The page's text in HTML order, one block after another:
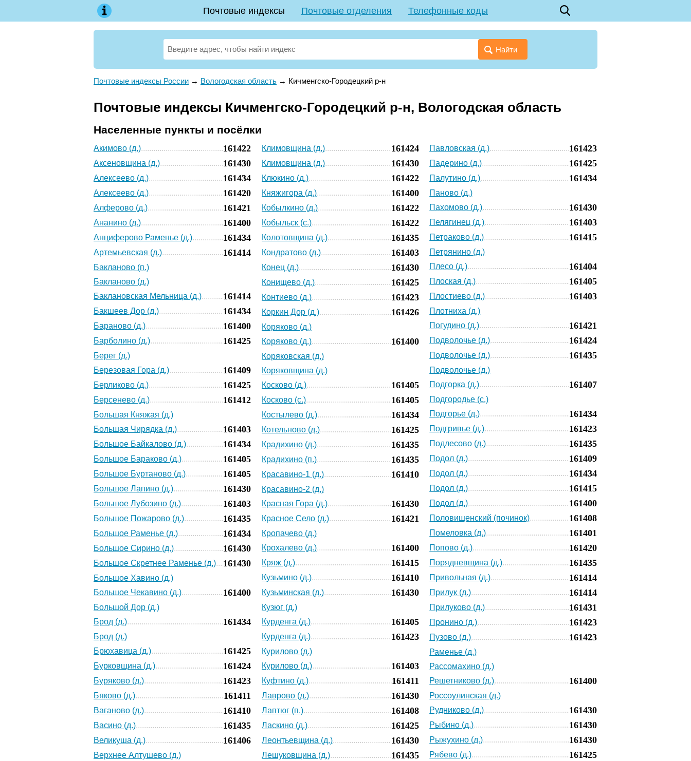
Почтовые индексы Почтовые отделения Телефонные коды
Найти
Почтовые индексы России → Вологодская область → Кичменгско-Городецкий р-н
Почтовые индексы Кичменгско-Городецкий р-н, Вологодская область
Населенные пункты и посёлки
Акимово (д.) 161422
Аксеновщина (д.) 161430
Алексеево (д.) 161434
Алексеево (д.) 161420
Алферово (д.) 161421
Ананино (д.) 161400
Анциферово Раменье (д.) 161434
Артемьевская (д.) 161414
Бакланово (п.)
Бакланово (д.)
Баклановская Мельница (д.)
161414
Бакшеев Дор (д.) 161434
Бараново (д.) 161400
Барболино (д.) 161425
Берег (д.)
Березовая Гора (д.)
161409
Берликово (д.) 161425
Берсенево (д.) 161412
Большая Княжая (д.)
Большая Чирядка (д.)
161403
Большое Байкалово (д.) 161434
Большое Бараково (д.) 161405
Большое Буртаново (д.) 161405
Большое Лапино (д.) 161430
Большое Лубозино (д.) 161403
Большое Пожарово (д.) 161435
Большое Раменье (д.) 161434
Большое Сирино (д.) 161430
Большое Скретнее Раменье (д.) 161430
Большое Хавино (д.)
Большое Чекавино (д.)
161400
Большой Дор (д.)
Брод (д.)
161434
Брод (д.)
Брюхавица (д.)
161425
Бурковщина (д.) 161424
Буряково (д.) 161423
Бяково (д.) 161411
Ваганово (д.) 161410
Васино (д.) 161435
Великуша (д.) 161406
Верхнее Алтушево (д.)
Климовщина (д.) 161424
Климовщина (д.) 161430
Клюкино (д.) 161422
Княжигора (д.) 161400
Кобылкино (д.) 161422
Кобыльск (с.) 161422
Колотовщина (д.) 161435
Кондратово (д.) 161403
Конец (д.) 161430
Конищево (д.) 161425
Контиево (д.) 161423
Коркин Дор (д.) 161426
Коряково (д.)
Коряково (д.)
161400
Коряковская (д.)
Коряковщина (д.)
Косково (д.)
161405
Косково (с.) 161405
Костылево (д.) 161434
Котельново (д.) 161425
Крадихино (д.) 161435
Крадихино (п.) 161435
Красавино-1 (д.) 161410
Красавино-2 (д.)
Красная Гора (д.)
161430
Красное Село (д.) 161421
Кропачево (д.)
Крохалево (д.)
161400
Кряж (д.) 161415
Кузьмино (д.) 161410
Кузьминская (д.) 161430
Кузюг (д.)
Курденга (д.)
161405
Курденга (д.) 161423
Курилово (д.)
Курилово (д.)
161403
Куфтино (д.) 161411
Лаврово (д.) 161430
Лаптюг (п.) 161408
Ласкино (д.) 161425
Леонтьевщина (д.) 161430
Лешуковщина (д.) 161435
Павловская (д.) 161423
Падерино (д.) 161425
Палутино (д.) 161434
Паново (д.)
Пахомово (д.)
161430
Пелягинец (д.) 161403
Петраково (д.) 161415
Петрянино (д.)
Плесо (д.)
161404
Плоская (д.) 161405
Плостиево (д.) 161403
Плотниха (д.)
Погудино (д.)
161421
Подволочье (д.) 161424
Подволочье (д.) 161435
Подволочье (д.)
Подгорка (д.)
161407
Подгородье (с.)
Подгорье (д.)
161434
Подгривье (д.) 161423
Подлесово (д.) 161435
Подол (д.) 161409
Подол (д.) 161434
Подол (д.) 161415
Подол (д.) 161400
Половищенский (починок) 161408
Помеловка (д.) 161401
Попово (д.) 161420
Порядневщина (д.) 161435
Привольная (д.) 161414
Прилук (д.) 161414
Прилуково (д.) 161431
Пронино (д.) 161423
Пузово (д.) 161423
Раменье (д.)
Рассомахино (д.)
Решетниково (д.)
161400
Россоулинская (д.)
Рудниково (д.)
161430
Рыбино (д.) 161430
Рыжухино (д.) 161430
Рябево (д.) 161425